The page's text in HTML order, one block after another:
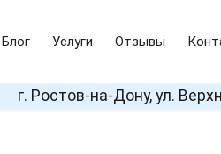
Блог Услуги Отзывы
г. Ростов-на-Дону, ул.